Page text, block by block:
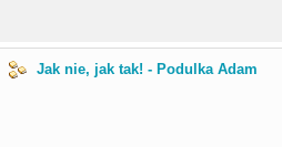
Jak nie, jak tak! - Podulka Adam